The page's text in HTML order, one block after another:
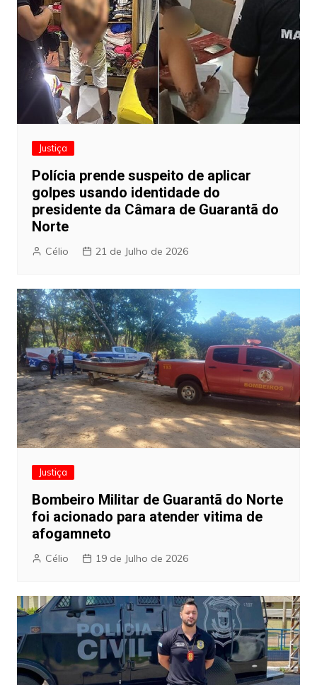
Justiça
Polícia prende suspeito de aplicar
golpes usando identidade do
presidente da Câmara de Guarantã do
Norte
Célio 21 de Julho de 2026
Justiça
Bombeiro Militar de Guarantã do Norte
foi acionado para atender vitima de
afogamneto
Célio 19 de Julho de 2026